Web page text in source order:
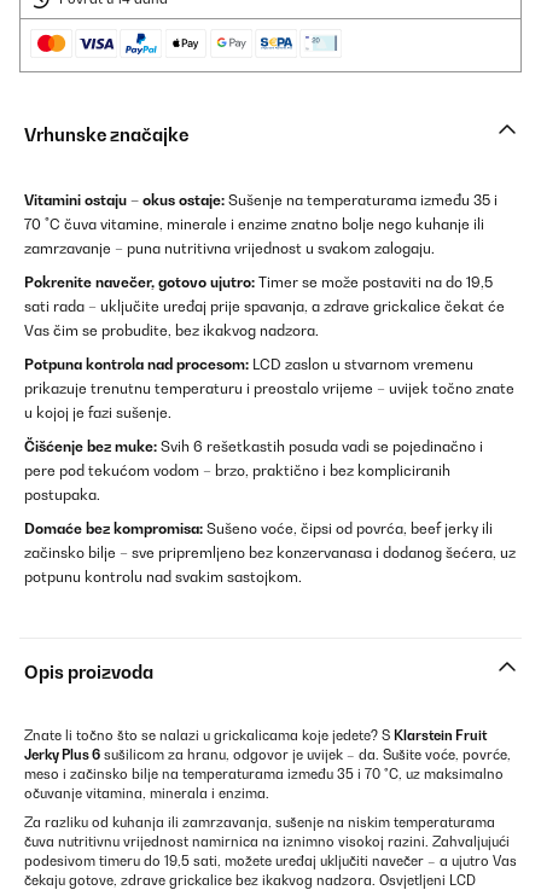
Vrhunske značajke
Vitamini ostaju – okus ostaje: Sušenje na temperaturama između 35 i
70 °C čuva vitamine, minerale i enzime znatno bolje nego kuhanje ili
zamrzavanje – puna nutritivna vrijednost u svakom zalogaju.
Pokrenite navečer, gotovo ujutro: Timer se može postaviti na do 19,5
sati rada – uključite uređaj prije spavanja, a zdrave grickalice čekat će
Vas čim se probudite, bez ikakvog nadzora.
Potpuna kontrola nad procesom: LCD zaslon u stvarnom vremenu
prikazuje trenutnu temperaturu i preostalo vrijeme – uvijek točno znate
u kojoj je fazi sušenje.
Čišćenje bez muke: Svih 6 rešetkastih posuda vadi se pojedinačno i
pere pod tekućom vodom – brzo, praktično i bez kompliciranih
postupaka.
Domaće bez kompromisa: Sušeno voće, čipsi od povrća, beef jerky ili
začinsko bilje – sve pripremljeno bez konzervanasa i dodanog šećera, uz
potpunu kontrolu nad svakim sastojkom.
Opis proizvoda
Znate li točno što se nalazi u grickalicama koje jedete? S Klarstein Fruit
Jerky Plus 6 sušilicom za hranu, odgovor je uvijek – da. Sušite voće, povrće,
meso i začinsko bilje na temperaturama između 35 i 70 °C, uz maksimalno
očuvanje vitamina, minerala i enzima.
Za razliku od kuhanja ili zamrzavanja, sušenje na niskim temperaturama
čuva nutritivnu vrijednost namirnica na iznimno visokoj razini. Zahvaljujući
podesivom timeru do 19,5 sati, možete uređaj uključiti navečer – a ujutro Vas
čekaju gotove, zdrave grickalice bez ikakvog nadzora. Osvjetljeni LCD